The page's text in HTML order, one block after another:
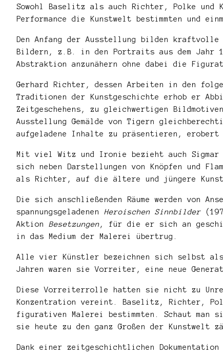
Sowohl Baselitz als auch Richter, Polke und
Performance die Kunstwelt bestimmten und
Den Anfang der Ausstellung bilden kraftvolle
Bildern, z.B. in den Portraits aus dem Jahr
Abstraktion anzunähern ohne dabei die
Gerhard Richter, dessen Arbeiten in den
Traditionen der Kunstgeschichte erhob er
Zeitgeschehens, zu gleichwertigen
Ausstellung Gemälde von Tigern
aufgeladene Inhalte zu präsentieren,
Mit viel Witz und Ironie bezieht auch Sigmar
sich neben Darstellungen von Knöpfen und
als Richter, auf die ältere und jüngere
Die sich anschließenden Räume werden von
spannungsgeladenen Heroischen Sinnbilder
Aktion Besetzungen, für die er sich an
in das Medium der Malerei übertrug.
Alle vier Künstler bezeichnen sich selbst
Jahren waren sie Vorreiter, eine neue
Diese Vorreiterrolle hatten sie nicht zu
Konzentration vereint. Baselitz, Richter,
figurativen Malerei bestimmten. Schaut
sie heute zu den ganz Großen der Kunstwelt
Dank einer zeitgeschichtlichen